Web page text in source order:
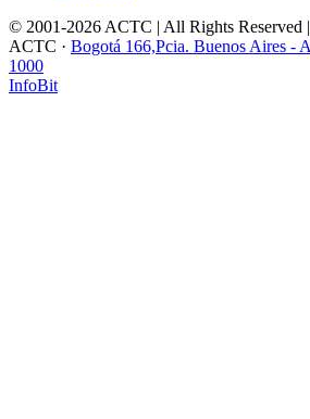
© 2001-2026 ACTC | All Rights Reserved
ACTC · Bogotá 166,Pcia. Buenos Aires -
1000
InfoBit